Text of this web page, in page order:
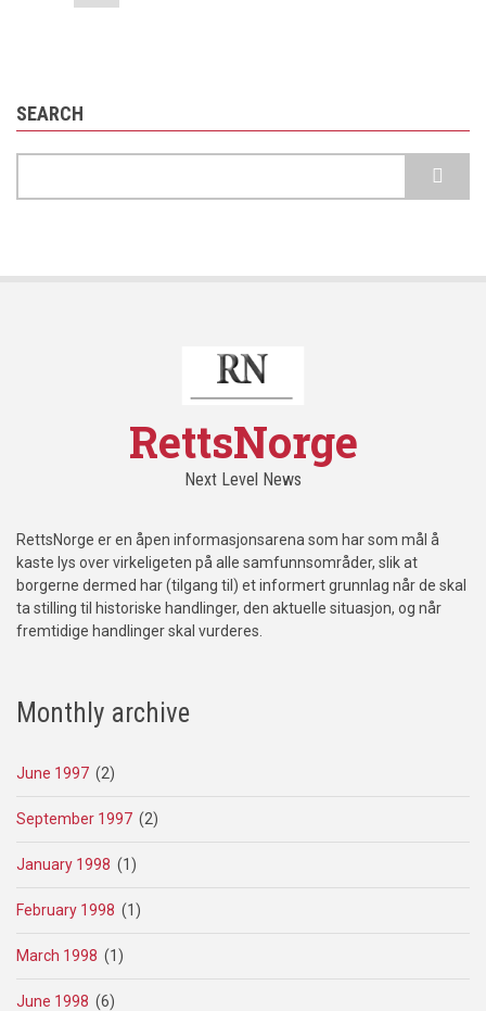
SEARCH
RettsNorge
Next Level News
RettsNorge er en åpen informasjonsarena som har som mål å
kaste lys over virkeligeten på alle samfunnsområder, slik at
borgerne dermed har (tilgang til) et informert grunnlag når de skal
ta stilling til historiske handlinger, den aktuelle situasjon, og når
fremtidige handlinger skal vurderes.
Monthly archive
June 1997 (2)
September 1997 (2)
January 1998 (1)
February 1998 (1)
March 1998 (1)
June 1998 (6)